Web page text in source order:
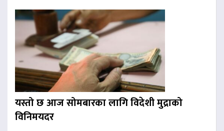
यस्तो छ आज सोमबारका लागि विदेशी मुद्राको
विनिमयदर